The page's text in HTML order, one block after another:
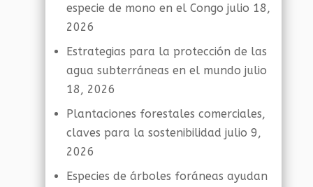
especie de mono en el Congo julio 18,
2026
Estrategias para la protección de las
agua subterráneas en el mundo julio
18, 2026
Plantaciones forestales comerciales,
claves para la sostenibilidad julio 9,
2026
Especies de árboles foráneas ayudan